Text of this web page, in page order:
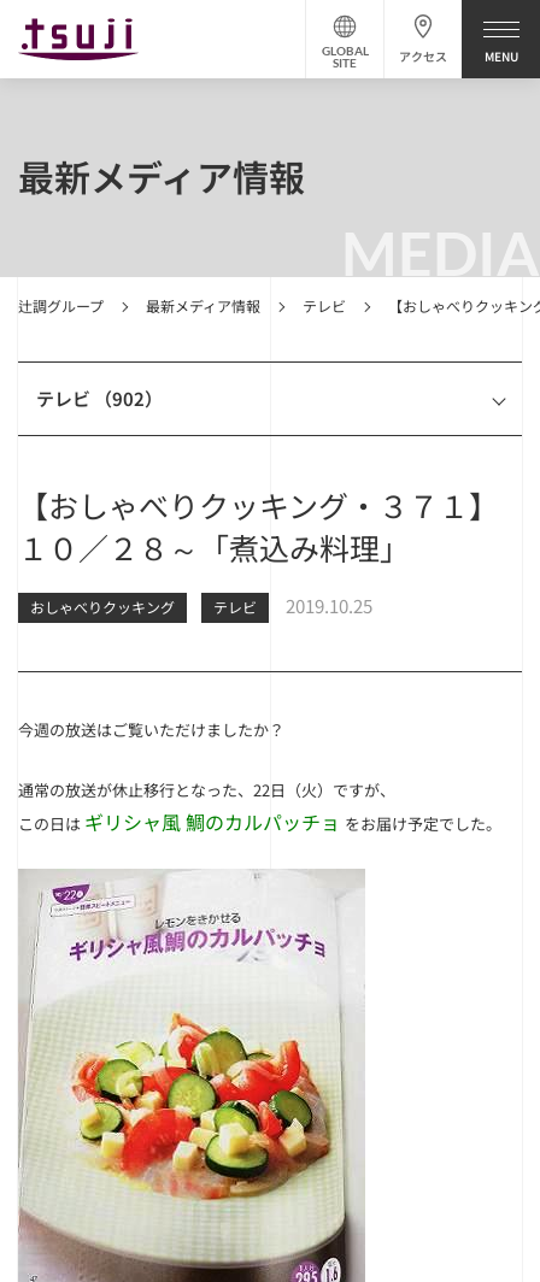
アクセス
GLOBAL
SITE
MEDIA
辻調グループ 最新メディア情報 テレビ 【おしゃべりクッキ
最新メディア情報
テレビ （902）
【おしゃべりクッキング・３７１】
１０／２８～「煮込み料理」
おしゃべりクッキング テレビ 2019.10.25
今週の放送はご覧いただけましたか？
通常の放送が休止移行となった、22日（火）ですが、
この日は ギリシャ風 鯛のカルパッチョ をお届け予定でした。